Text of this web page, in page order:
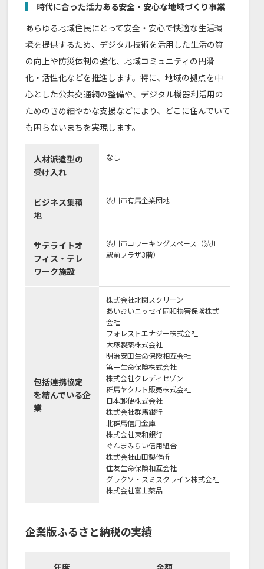
時代に合った活力ある安全・安心な地域づくり事業
あらゆる地域住民にとって安全・安心で快適な生活環
境を提供するため、デジタル技術を活用した生活の質
の向上や防災体制の強化、地域コミュニティの円滑
化・活性化などを推進します。特に、地域の拠点を中
心とした公共交通網の整備や、デジタル機器利活用の
ためのきめ細やかな支援などにより、どこに住んでいて
も困らないまちを実現します。
人材派遣型の
受け入れ
なし
ビジネス集積
地
渋川市有馬企業団地
サテライトオ
フィス・テレ
ワーク施設
渋川市コワーキングスペース（渋川
駅前プラザ3階）
包括連携協定
を結んでいる企
業
株式会社北関スクリーン
あいおいニッセイ同和損害保険株式
会社
フォレストエナジー株式会社
大塚製薬株式会社
明治安田生命保険相互会社
第一生命保険株式会社
株式会社クレディセゾン
群馬ヤクルト販売株式会社
日本郵便株式会社
株式会社群馬銀行
北群馬信用金庫
株式会社東和銀行
ぐんまみらい信用組合
株式会社山田製作所
住友生命保険相互会社
グラクソ・スミスクライン株式会社
株式会社富士薬品
企業版ふるさと納税の実績